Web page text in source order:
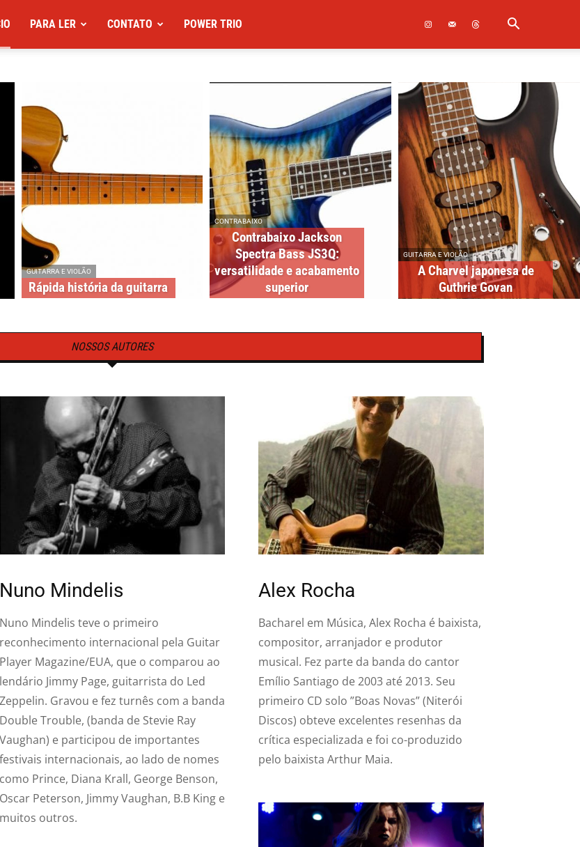
PARA LER CONTATO POWER TRIO
GUITARRA E VIOLÃO
Rápida história da guitarra
CONTRABAIXO
Contrabaixo Jackson
Spectra Bass JS3Q:
versatilidade e acabamento
superior
GUITARRA E VIOLÃO
A Charvel japonesa de
Guthrie Govan
NOSSOS AUTORES
Nuno Mindelis
Nuno Mindelis teve o primeiro
reconhecimento internacional pela Guitar
Player Magazine/EUA, que o comparou ao
lendário Jimmy Page, guitarrista do Led
Zeppelin. Gravou e fez turnês com a banda
Double Trouble, (banda de Stevie Ray
Vaughan) e participou de importantes
festivais internacionais, ao lado de nomes
como Prince, Diana Krall, George Benson,
Oscar Peterson, Jimmy Vaughan, B.B King e
muitos outros.
Alex Rocha
Bacharel em Música, Alex Rocha é baixista,
compositor, arranjador e produtor
musical. Fez parte da banda do cantor
Emílio Santiago de 2003 até 2013. Seu
primeiro CD solo ”Boas Novas” (Niterói
Discos) obteve excelentes resenhas da
crítica especializada e foi co-produzido
pelo baixista Arthur Maia.